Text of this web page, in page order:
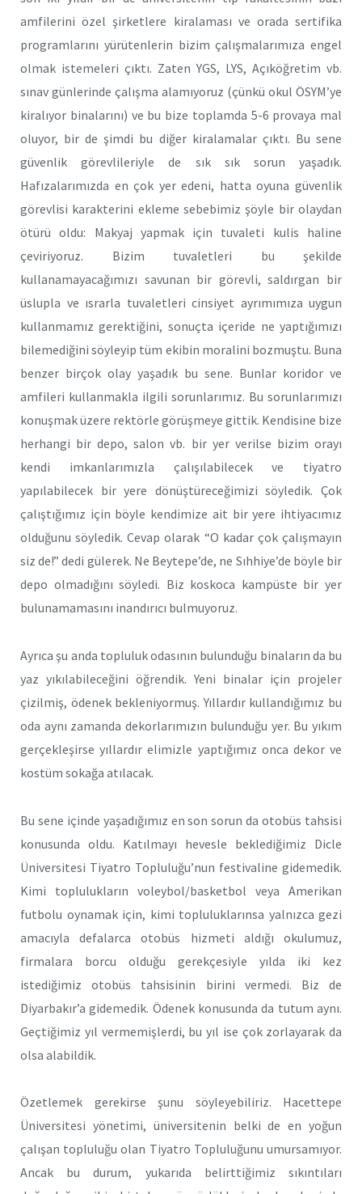
amfilerini özel şirketlere kiralaması ve orada sertifika
programlarını yürütenlerin bizim çalışmalarımıza engel
olmak istemeleri çıktı. Zaten YGS, LYS, Açıköğretim vb.
sınav günlerinde çalışma alamıyoruz (çünkü okul ÖSYM’ye
kiralıyor binalarını) ve bu bize toplamda 5-6 provaya mal
oluyor, bir de şimdi bu diğer kiralamalar çıktı. Bu sene
güvenlik görevlileriyle de sık sık sorun yaşadık.
Hafızalarımızda en çok yer edeni, hatta oyuna güvenlik
görevlisi karakterini ekleme sebebimiz şöyle bir olaydan
ötürü oldu: Makyaj yapmak için tuvaleti kulis haline
çeviriyoruz. Bizim tuvaletleri bu şekilde
kullanamayacağımızı savunan bir görevli, saldırgan bir
üslupla ve ısrarla tuvaletleri cinsiyet ayrımımıza uygun
kullanmamız gerektiğini, sonuçta içeride ne yaptığımızı
bilemediğini söyleyip tüm ekibin moralini bozmuştu. Buna
benzer birçok olay yaşadık bu sene. Bunlar koridor ve
amfileri kullanmakla ilgili sorunlarımız. Bu sorunlarımızı
konuşmak üzere rektörle görüşmeye gittik. Kendisine bize
herhangi bir depo, salon vb. bir yer verilse bizim orayı
kendi imkanlarımızla çalışılabilecek ve tiyatro
yapılabilecek bir yere dönüştüreceğimizi söyledik. Çok
çalıştığımız için böyle kendimize ait bir yere ihtiyacımız
olduğunu söyledik. Cevap olarak “O kadar çok çalışmayın
siz de!” dedi gülerek. Ne Beytepe’de, ne Sıhhiye’de böyle bir
depo olmadığını söyledi. Biz koskoca kampüste bir yer
bulunamamasını inandırıcı bulmuyoruz.
Ayrıca şu anda topluluk odasının bulunduğu binaların da bu
yaz yıkılabileceğini öğrendik. Yeni binalar için projeler
çizilmiş, ödenek bekleniyormuş. Yıllardır kullandığımız bu
oda aynı zamanda dekorlarımızın bulunduğu yer. Bu yıkım
gerçekleşirse yıllardır elimizle yaptığımız onca dekor ve
kostüm sokağa atılacak.
Bu sene içinde yaşadığımız en son sorun da otobüs tahsisi
konusunda oldu. Katılmayı hevesle beklediğimiz Dicle
Üniversitesi Tiyatro Topluluğu’nun festivaline gidemedik.
Kimi toplulukların voleybol/basketbol veya Amerikan
futbolu oynamak için, kimi topluluklarınsa yalnızca gezi
amacıyla defalarca otobüs hizmeti aldığı okulumuz,
firmalara borcu olduğu gerekçesiyle yılda iki kez
istediğimiz otobüs tahsisinin birini vermedi. Biz de
Diyarbakır’a gidemedik. Ödenek konusunda da tutum aynı.
Geçtiğimiz yıl vermemişlerdi, bu yıl ise çok zorlayarak da
olsa alabildik.
Özetlemek gerekirse şunu söyleyebiliriz. Hacettepe
Üniversitesi yönetimi, üniversitenin belki de en yoğun
çalışan topluluğu olan Tiyatro Topluluğunu umursamıyor.
Ancak bu durum, yukarıda belirttiğimiz sıkıntıları